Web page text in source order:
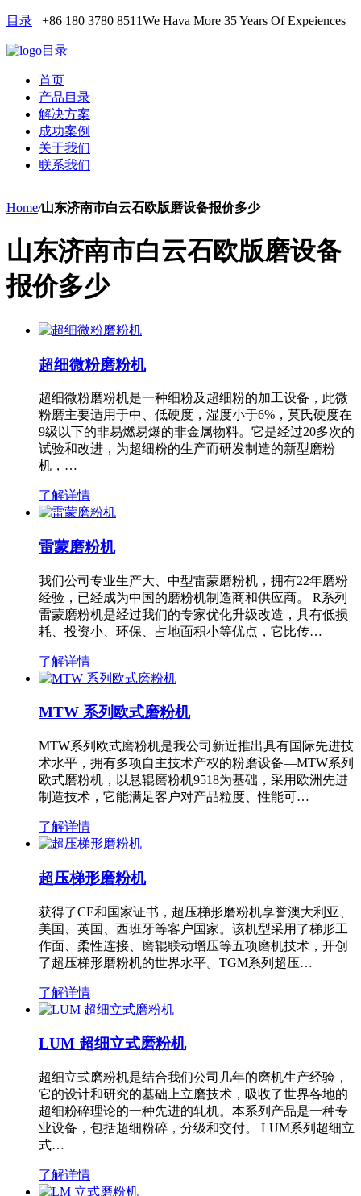
目录 +86 180 3780 8511We Hava More 35 Years Of Expeiences
目录
首页
产品目录
解决方案
成功案例
关于我们
联系我们
Home/山东济南市白云石欧版磨设备报价多少
山东济南市白云石欧版磨设备
报价多少
超细微粉磨粉机
超细微粉磨粉机是一种细粉及超细粉的加工设备，此微
粉磨主要适用于中、低硬度，湿度小于6%，莫氏硬度在
9级以下的非易燃易爆的非金属物料。它是经过20多次的
试验和改进，为超细粉的生产而研发制造的新型磨粉
机，…
了解详情
雷蒙磨粉机
我们公司专业生产大、中型雷蒙磨粉机，拥有22年磨粉
经验，已经成为中国的磨粉机制造商和供应商。 R系列
雷蒙磨粉机是经过我们的专家优化升级改造，具有低损
耗、投资小、环保、占地面积小等优点，它比传…
了解详情
MTW 系列欧式磨粉机
MTW系列欧式磨粉机是我公司新近推出具有国际先进技
术水平，拥有多项自主技术产权的粉磨设备—MTW系列
欧式磨粉机，以悬辊磨粉机9518为基础，采用欧洲先进
制造技术，它能满足客户对产品粒度、性能可…
了解详情
超压梯形磨粉机
获得了CE和国家证书，超压梯形磨粉机享誉澳大利亚、
美国、英国、西班牙等客户国家。该机型采用了梯形工
作面、柔性连接、磨辊联动增压等五项磨机技术，开创
了超压梯形磨粉机的世界水平。TGM系列超压…
了解详情
LUM 超细立式磨粉机
超细立式磨粉机是结合我们公司几年的磨机生产经验，
它的设计和研究的基础上立磨技术，吸收了世界各地的
超细粉碎理论的一种先进的轧机。本系列产品是一种专
业设备，包括超细粉碎，分级和交付。 LUM系列超细立
式…
了解详情